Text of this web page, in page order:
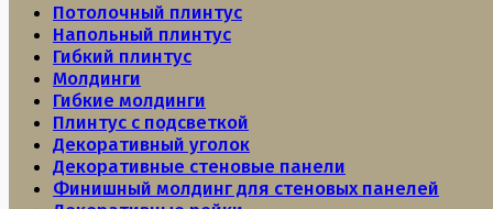
Потолочный плинтус
Напольный плинтус
Гибкий плинтус
Молдинги
Гибкие молдинги
Плинтус с подсветкой
Декоративный уголок
Декоративные стеновые панели
Финишный молдинг для стеновых панелей